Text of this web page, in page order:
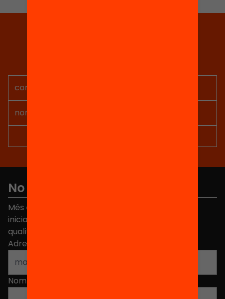
No et perdis res
Més de 40.000 persones ja han triat Equitat. Rep
iniciatives, propostes i projectes per millorar la
qualitat de l'educació a Catalunya.
Adreça electrònica
Nom